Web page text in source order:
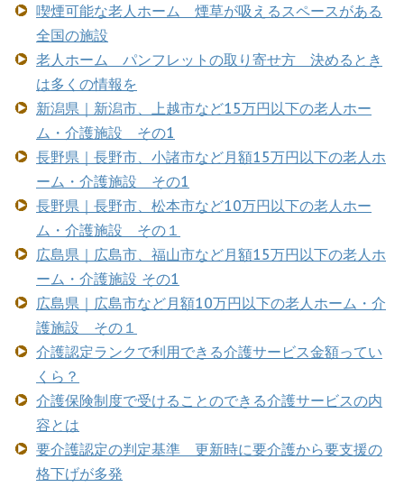
喫煙可能な老人ホーム 煙草が吸えるスペースがある
全国の施設
老人ホーム パンフレットの取り寄せ方 決めるとき
は多くの情報を
新潟県｜新潟市、上越市など15万円以下の老人ホー
ム・介護施設 その1
長野県｜長野市、小諸市など月額15万円以下の老人ホ
ーム・介護施設 その1
長野県｜長野市、松本市など10万円以下の老人ホー
ム・介護施設 その１
広島県｜広島市、福山市など月額15万円以下の老人ホ
ーム・介護施設 その1
広島県｜広島市など月額10万円以下の老人ホーム・介
護施設 その１
介護認定ランクで利用できる介護サービス金額ってい
くら？
介護保険制度で受けることのできる介護サービスの内
容とは
要介護認定の判定基準 更新時に要介護から要支援の
格下げが多発